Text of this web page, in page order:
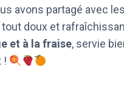
avons partagé avec
doux et
et à la fraise, servie
!